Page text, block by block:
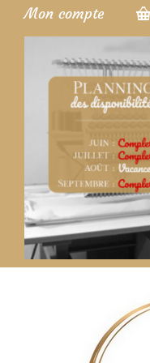
Mon compte